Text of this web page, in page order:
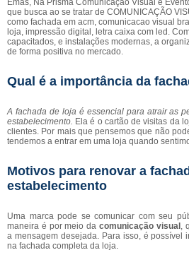
Emas, Na Prisma Comunicação Visual e
que busca ao se tratar de COMUNICAÇÃO
como fachada em acm, comunicacao visual
loja, impressão digital, letra caixa com led.
capacitados, e instalações modernas, a
de forma positiva no mercado.
Qual é a importância da
A fachada de loja é essencial para atrair as
estabelecimento. Ela é o cartão de visitas da
clientes. Por mais que pensemos que não
tendemos a entrar em uma loja quando
Motivos para renovar a
estabelecimento
Uma marca pode se comunicar com seu
maneira é por meio dacomunicação visual ,
a mensagem desejada. Para isso, é possível
na fachada completa da loja.